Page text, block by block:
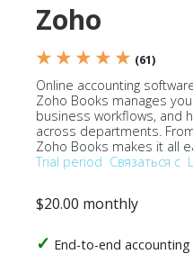
Zoho
★ ★ ★ ★ ★ (61)
Online accounting
Zoho Books manages
business workflows, and
across departments.
Zoho Books makes it all
Trial period Связаться с
$20.00 monthly
End-to-end accounting